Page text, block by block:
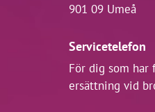
901 09 Umeå
Servicetelefon
För dig som har
ersättning vid